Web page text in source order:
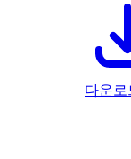
다운로